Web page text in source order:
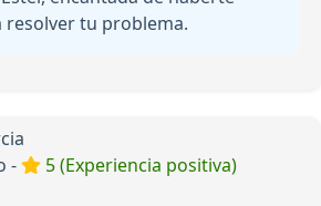
resolver tu problema.
-
5 (Experiencia positiva)